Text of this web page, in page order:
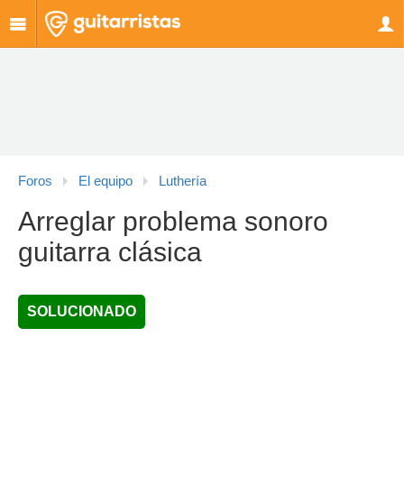
Foros El equipo Luthería
Arreglar problema sonoro
guitarra clásica
SOLUCIONADO